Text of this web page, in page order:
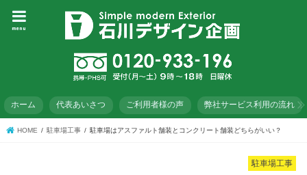
menu
ホーム 代表あいさつ ご利用者様の声 弊社サービス利用の流れ
HOME 駐車場工事 駐車場はアスファルト舗装とコンクリート舗装どちらがいい？
駐車場工事